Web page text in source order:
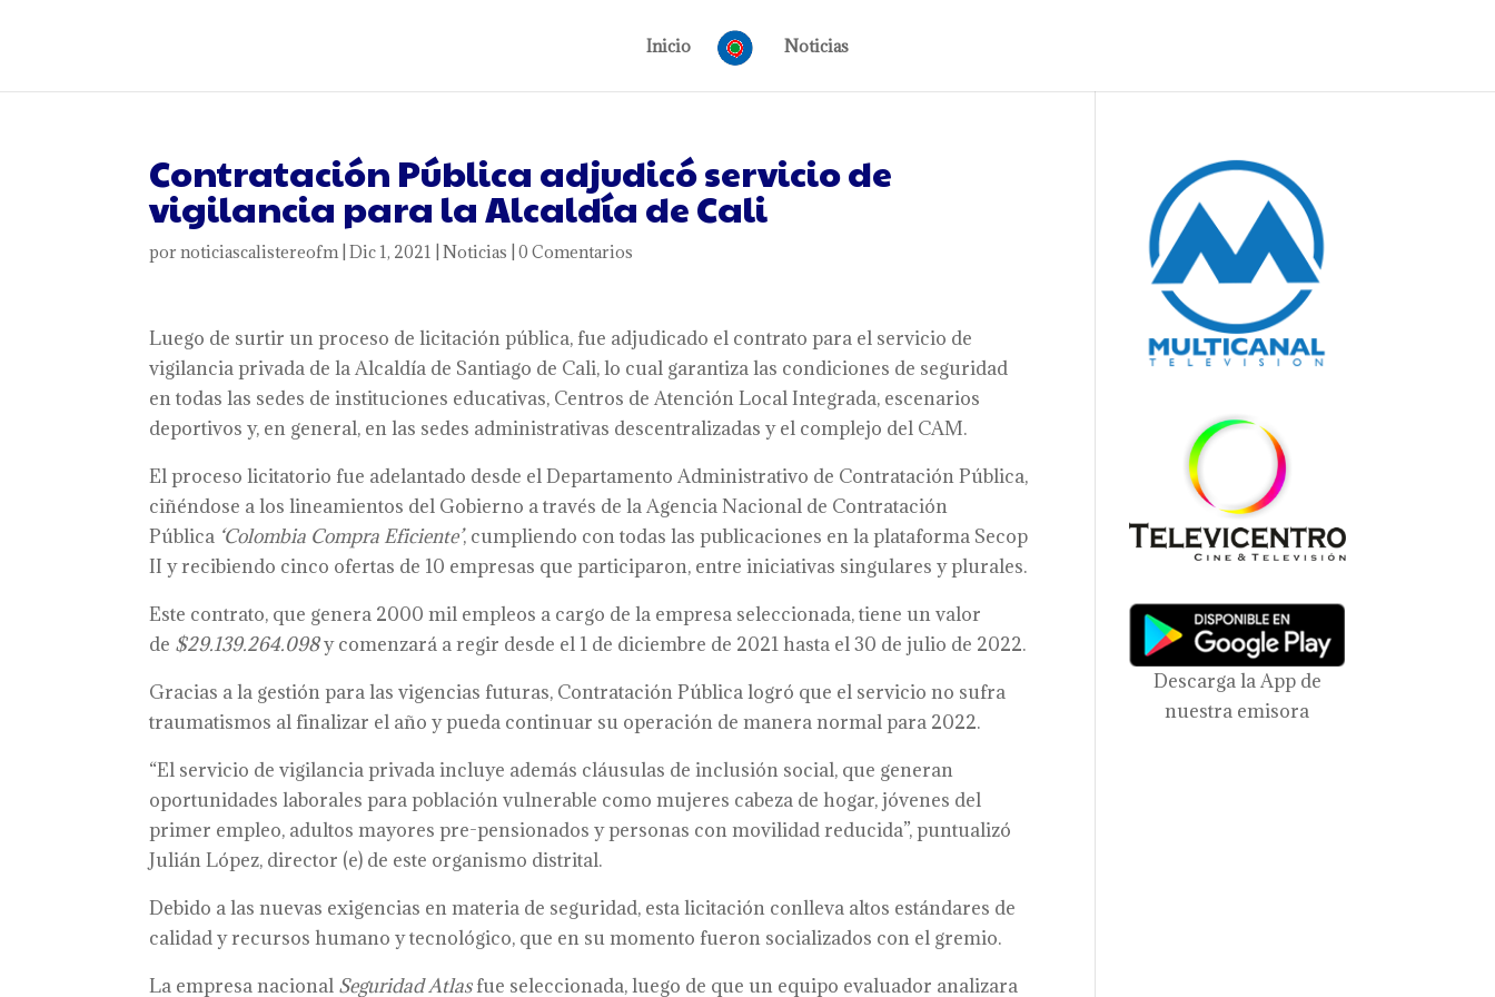
Inicio Noticias
Contratación Pública adjudicó servicio de
vigilancia para la Alcaldía de Cali
pornoticiascalistereofm|Dic 1, 2021 |Noticias |0 Comentarios
Luego de surtir un proceso de licitación pública, fue adjudicado el contrato para el servicio de
vigilancia privada de la Alcaldía de Santiago de Cali, lo cual garantiza las condiciones de seguridad
en todas las sedes de instituciones educativas, Centros de Atención Local Integrada, escenarios
deportivos y, en general, en las sedes administrativas descentralizadas y el complejo del CAM.
El proceso licitatorio fue adelantado desde el Departamento Administrativo de Contratación Pública,
ciñéndose a los lineamientos del Gobierno a través de la Agencia Nacional de Contratación
Pública ‘Colombia Compra Eficiente’, cumpliendo con todas las publicaciones en la plataforma Secop
II y recibiendo cinco ofertas de 10 empresas que participaron, entre iniciativas singulares y plurales.
Este contrato, que genera 2000 mil empleos a cargo de la empresa seleccionada, tiene un valor
de $29.139.264.098y comenzará a regir desde el 1 de diciembre de 2021 hasta el 30 de julio de 2022.
Gracias a la gestión para las vigencias futuras, Contratación Pública logró que el servicio no sufra
traumatismos al finalizar el año y pueda continuar su operación de manera normal para 2022.
“El servicio de vigilancia privada incluye además cláusulas de inclusión social, que generan
oportunidades laborales para población vulnerable como mujeres cabeza de hogar, jóvenes del
primer empleo, adultos mayores pre-pensionados y personas con movilidad reducida”, puntualizó
Julián López, director (e) de este organismo distrital.
Debido a las nuevas exigencias en materia de seguridad, esta licitación conlleva altos estándares de
calidad y recursos humano y tecnológico, que en su momento fueron socializados con el gremio.
La empresa nacional Seguridad Atlasfue seleccionada, luego de que un equipo evaluador analizara
Descarga la App de
nuestra emisora